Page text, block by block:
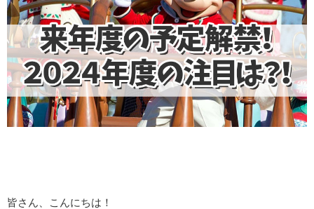
皆さん、こんにちは！